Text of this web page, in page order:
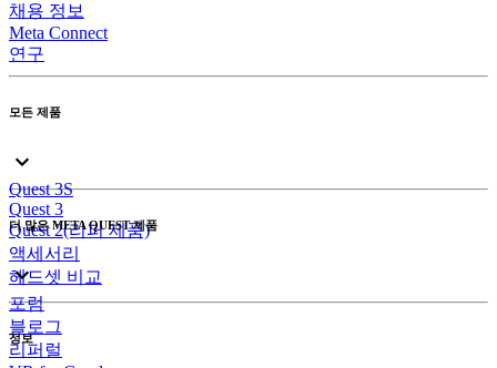
채용 정보
Meta Connect
연구
모든 제품
Quest 3S
Quest 3
Quest 2(리퍼 제품)
액세서리
헤드셋 비교
더 많은 META QUEST 제품
포럼
블로그
리퍼럴
정보